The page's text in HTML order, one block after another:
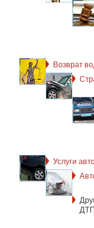
Возврат
Услуги
ДТП